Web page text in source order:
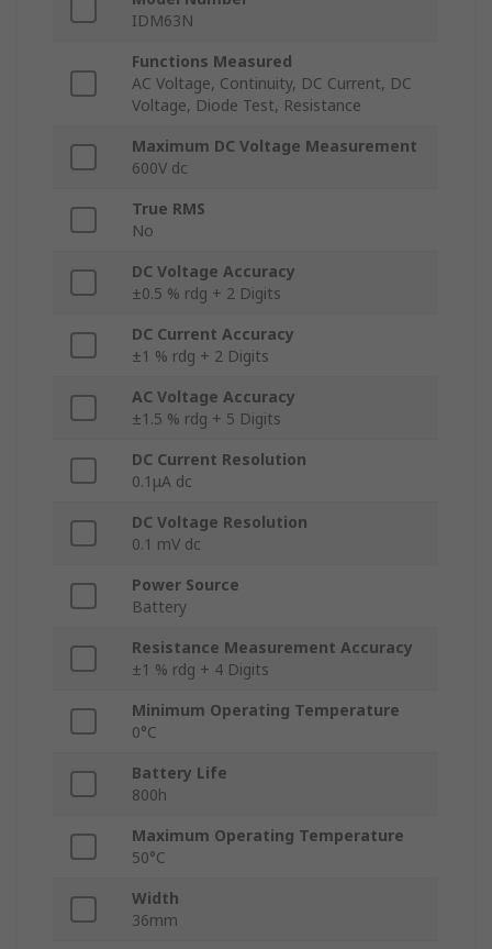
IDM63N
Functions Measured
AC Voltage, Continuity, DC Current, DC
Voltage, Diode Test, Resistance
Maximum DC Voltage Measurement
600V dc
True RMS
No
DC Voltage Accuracy
±0.5 % rdg + 2 Digits
DC Current Accuracy
±1 % rdg + 2 Digits
AC Voltage Accuracy
±1.5 % rdg + 5 Digits
DC Current Resolution
0.1μA dc
DC Voltage Resolution
0.1 mV dc
Power Source
Battery
Resistance Measurement Accuracy
±1 % rdg + 4 Digits
Minimum Operating Temperature
0°C
Battery Life
800h
Maximum Operating Temperature
50°C
Width
36mm